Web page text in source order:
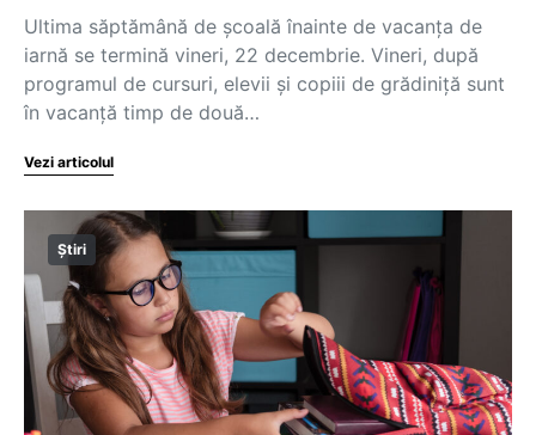
Ultima săptămână de școală înainte de vacanța de
iarnă se termină vineri, 22 decembrie. Vineri, după
programul de cursuri, elevii și copiii de grădiniță sunt
în vacanță timp de două…
Vezi articolul
Știri